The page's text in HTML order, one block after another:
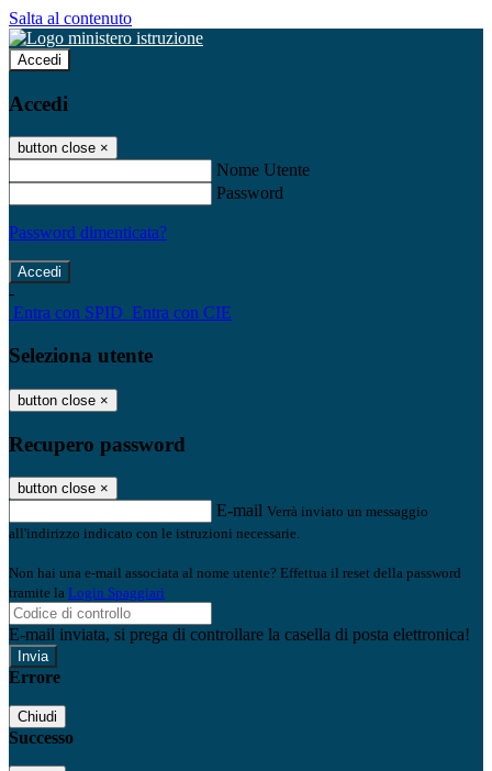
Salta al contenuto
Accedi
Accedi
button close ×
Nome Utente
Password
Password dimenticata?
-
Entra con SPID Entra con CIE
Seleziona utente
button close ×
Recupero password
button close ×
E-mail Verrà inviato un messaggio
all'indirizzo indicato con le istruzioni necessarie.
Non hai una e-mail associata al nome utente? Effettua il reset della password
tramite la Login Spaggiari
E-mail inviata, si prega di controllare la casella di posta elettronica!
Errore
Chiudi
Successo